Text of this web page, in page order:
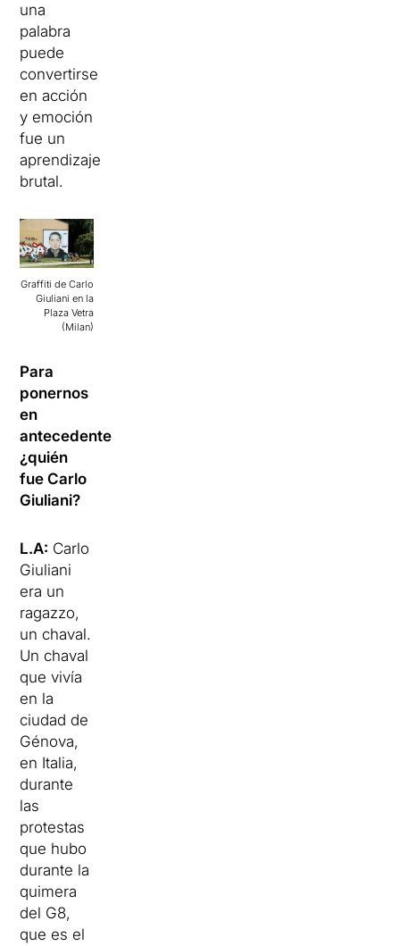
una
palabra
puede
convertirse
en acción
y emoción
fue un
aprendizaje
brutal.
Graffiti de Carlo
Giuliani en la
Plaza Vetra
(Milan)
Para
ponernos
en
antecedentes,
¿quién
fue Carlo
Giuliani?
L.A: Carlo
Giuliani
era un
ragazzo,
un chaval.
Un chaval
que vivía
en la
ciudad de
Génova,
en Italia,
durante
las
protestas
que hubo
durante la
quimera
del G8,
que es el